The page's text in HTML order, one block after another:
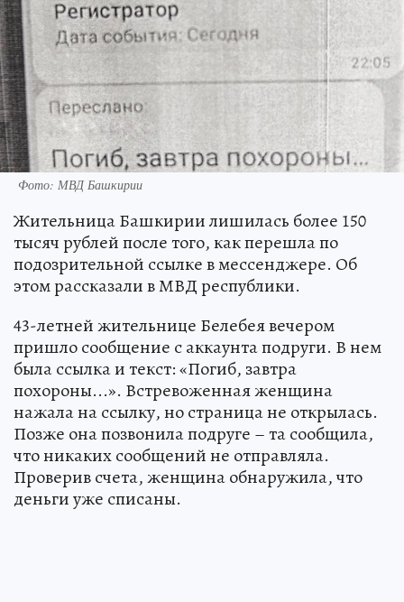
Фото: МВД Башкирии
Жительница Башкирии лишилась более 150
тысяч рублей после того, как перешла по
подозрительной ссылке в мессенджере. Об
этом рассказали в МВД республики.
43-летней жительнице Белебея вечером
пришло сообщение с аккаунта подруги. В нем
была ссылка и текст: «Погиб, завтра
похороны...». Встревоженная женщина
нажала на ссылку, но страница не открылась.
Позже она позвонила подруге – та сообщила,
что никаких сообщений не отправляла.
Проверив счета, женщина обнаружила, что
деньги уже списаны.